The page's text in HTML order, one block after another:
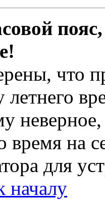
что
летнего
неверное,
время на
для
началу